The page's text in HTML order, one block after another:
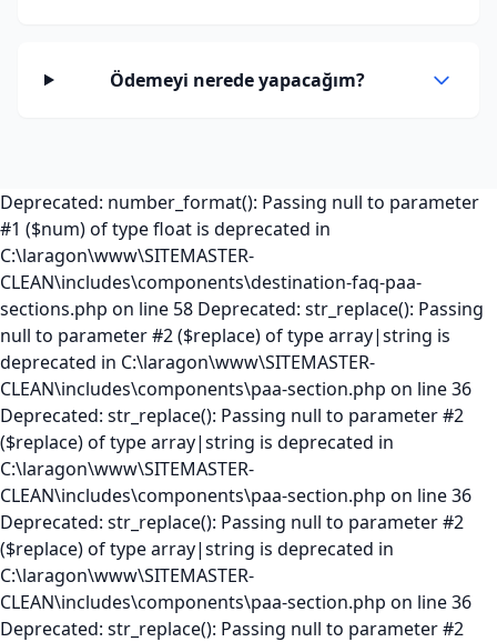
Ödemeyi nerede yapacağım?
Deprecated: number_format(): Passing null to parameter
#1 ($num) of type float is deprecated in
C:\laragon\www\SITEMASTER-
CLEAN\includes\components\destination-faq-paa-
sections.php on line 58 Deprecated: str_replace(): Passing
null to parameter #2 ($replace) of type array|string is
deprecated in C:\laragon\www\SITEMASTER-
CLEAN\includes\components\paa-section.php on line 36
Deprecated: str_replace(): Passing null to parameter #2
($replace) of type array|string is deprecated in
C:\laragon\www\SITEMASTER-
CLEAN\includes\components\paa-section.php on line 36
Deprecated: str_replace(): Passing null to parameter #2
($replace) of type array|string is deprecated in
C:\laragon\www\SITEMASTER-
CLEAN\includes\components\paa-section.php on line 36
Deprecated: str_replace(): Passing null to parameter #2